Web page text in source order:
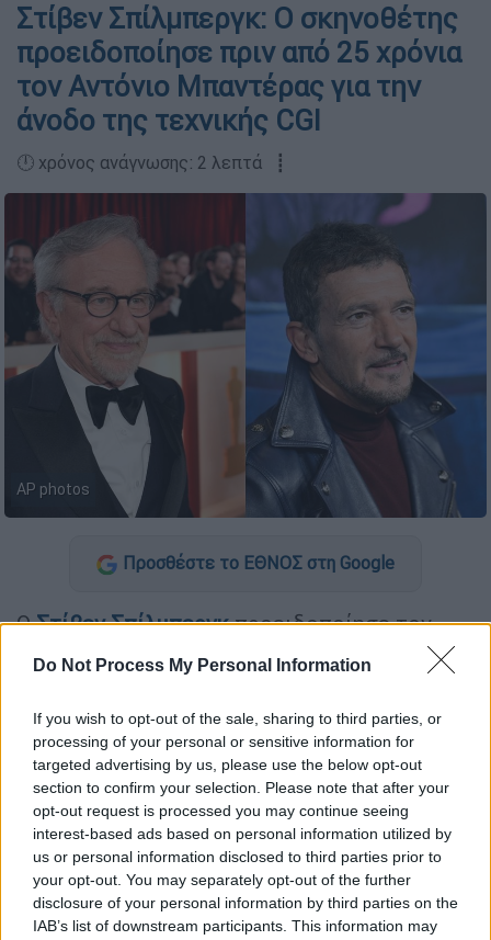
Do Not Process My Personal Information
If you wish to opt-out of the sale, sharing to third parties, or
processing of your personal or sensitive information for
targeted advertising by us, please use the below opt-out
section to confirm your selection. Please note that after your
opt-out request is processed you may continue seeing
interest-based ads based on personal information utilized by
us or personal information disclosed to third parties prior to
your opt-out. You may separately opt-out of the further
disclosure of your personal information by third parties on the
IAB’s list of downstream participants. This information may
Στίβεν Σπίλμπεργκ: Ο σκηνοθέτης
προειδοποίησε πριν από 25 χρόνια
τον Αντόνιο Μπαντέρας για την
άνοδο της τεχνικής CGI
🕛 χρόνος ανάγνωσης: 2 λεπτά ┋
AP photos
Προσθέστε το ΕΘΝΟΣ στη Google
Ο Στίβεν Σπίλμπεργκπροειδοποίησε τον
Αντόνιο Μπαντέρας
στα γυρίσματα της
ταινίας«The Mask of Zorro» το 1998
για την
επικείμενη άνοδο της χρήσης της τεχνικής
CGI (εικόνες που δημιουργούνται εξ
ολοκλήρου από τον υπολογιστή).
Με αφορμή την 25η επέτειο της ταινίας
δράσης, σε σκηνοθεσία Μάρτιν Κάμπελ και
παραγωγή της Amblin Entertainment του
Σπίλμπεργκ, σε πρόσφατη συνέντευξή του
στο Yahoo Entertainment οΑντόνιο